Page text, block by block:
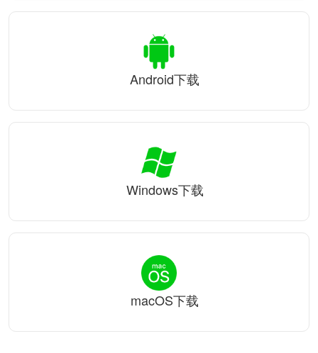
Android下载
Windows下载
macOS下载